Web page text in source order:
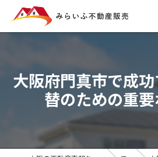
大阪府門真市で成
替のための重